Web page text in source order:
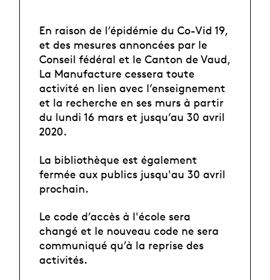
En raison de l’épidémie du Co-Vid 19,
et des mesures annoncées par le
Conseil fédéral et le Canton de Vaud,
La Manufacture cessera toute
activité en lien avec l’enseignement
et la recherche en ses murs à partir
du lundi 16 mars et jusqu’au 30 avril
2020.
La bibliothèque est également
fermée aux publics jusqu'au 30 avril
prochain.
Le code d’accès à l'école sera
changé et le nouveau code ne sera
communiqué qu’à la reprise des
activités.